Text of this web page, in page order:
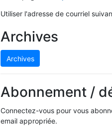
Utiliser l'adresse de courriel
Archives
Archives
Abonnement /
Connectez-vous pour vous
email appropriée.